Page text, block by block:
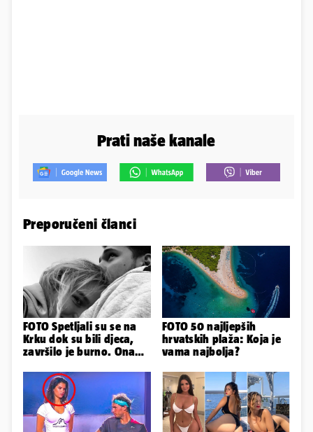
Prati naše kanale
Preporučeni članci
FOTO Spetljali su se na
Krku dok su bili djeca,
završilo je burno. Ona
FOTO 50 najljepših
hrvatskih plaža: Koja je
vama najbolja?